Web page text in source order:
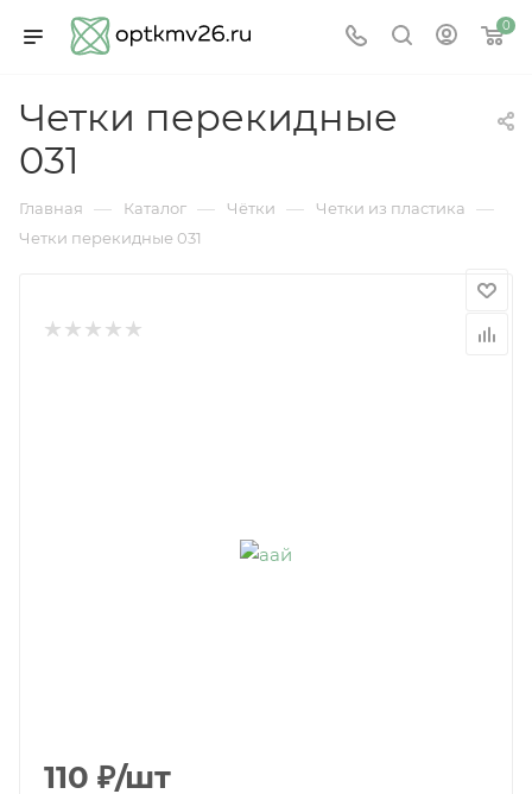
0
Четки перекидные
031
Главная — Каталог — Чётки — Четки из пластика —
Четки перекидные 031
110 ₽/шт